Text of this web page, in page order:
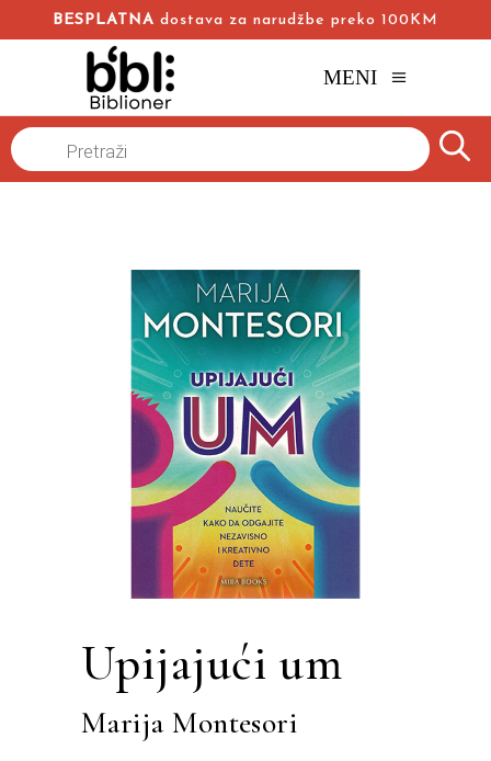
BESPLATNA dostava za narudžbe preko 100KM
MENI
Products
search
Upijajući um
Marija Montesori